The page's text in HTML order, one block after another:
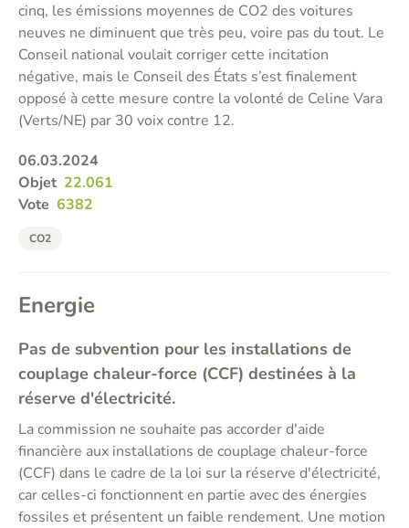
cinq, les émissions moyennes de CO2 des voitures
neuves ne diminuent que très peu, voire pas du tout. Le
Conseil national voulait corriger cette incitation
négative, mais le Conseil des États s’est finalement
opposé à cette mesure contre la volonté de Celine Vara
(Verts/NE) par 30 voix contre 12.
06.03.2024
Objet 22.061
Vote 6382
CO2
Energie
Pas de subvention pour les installations de
couplage chaleur-force (CCF) destinées à la
réserve d'électricité.
La commission ne souhaite pas accorder d'aide
financière aux installations de couplage chaleur-force
(CCF) dans le cadre de la loi sur la réserve d'électricité,
car celles-ci fonctionnent en partie avec des énergies
fossiles et présentent un faible rendement. Une motion